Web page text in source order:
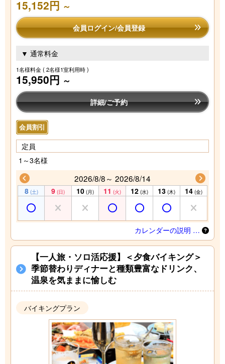
15,152円 ～
会員ログイン/会員登録
▼ 通常料金
1名様料金( 2名様1室利用時 )
15,950円 ～
詳細/ご予約
会員割引
定員
1～3名様
2026/8/8～ 2026/8/14
8 (土) 9 (日) 10 (月) 11 (火) 12 (水) 13 (木) 14 (金)
カレンダーの説明 …
【一人旅・ソロ活応援】＜夕食バイキング＞
季節替わりディナーと種類豊富なドリンク、
温泉を気ままに愉しむ
バイキングプラン